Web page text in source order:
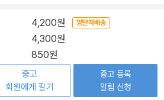
4,200원 양탄자배송
4,300원
850원
중고
회원에게 팔기
중고 등록
알림 신청